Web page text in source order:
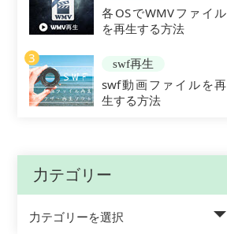
各OSでWMVファイル
を再生する方法
3
swf再生
swf動画ファイルを再
生する方法
力テゴリー
力テゴリーを選択